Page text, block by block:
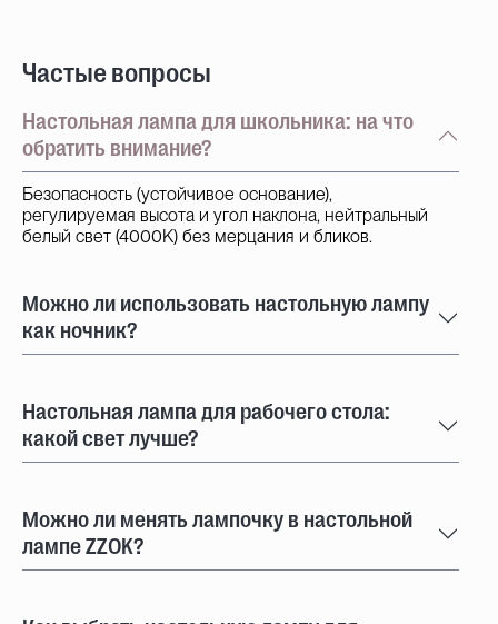
Частые вопросы
Настольная лампа для школьника: на что
обратить внимание?
Безопасность (устойчивое основание),
регулируемая высота и угол наклона, нейтральный
белый свет (4000K) без мерцания и бликов.
Можно ли использовать настольную лампу
как ночник?
Настольная лампа для рабочего стола:
какой свет лучше?
Можно ли менять лампочку в настольной
лампе ZZOK?